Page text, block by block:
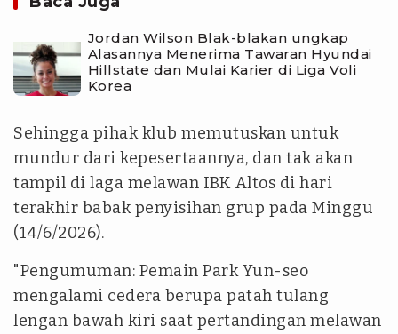
Jordan Wilson Blak-blakan ungkap
Alasannya Menerima Tawaran Hyundai
Hillstate dan Mulai Karier di Liga Voli
Korea
Sehingga pihak klub memutuskan untuk
mundur dari kepesertaannya, dan tak akan
tampil di laga melawan IBK Altos di hari
terakhir babak penyisihan grup pada Minggu
(14/6/2026).
"Pengumuman: Pemain Park Yun-seo
mengalami cedera berupa patah tulang
lengan bawah kiri saat pertandingan melawan